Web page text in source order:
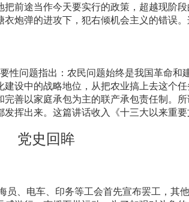
前途当作今天要实行的政策，超越现阶
炮弹的进攻下，犯右倾机会主义的错误
问题指出：农民问题始终是我国革命和
设中的战略地位，从把农业搞上去这个
善以家庭承包为主的联产承包责任制。
挥出来。这篇讲话收入《十三大以来重要
党史回眸
、电车、印务等工会首先宣布罢工，其